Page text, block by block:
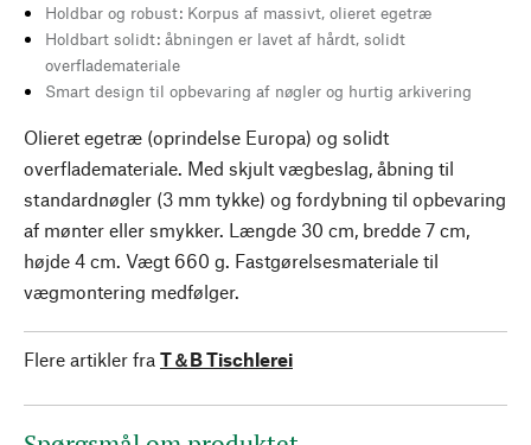
Holdbar og robust: Korpus af massivt, olieret egetræ
Holdbart solidt: åbningen er lavet af hårdt, solidt
overflademateriale
Smart design til opbevaring af nøgler og hurtig arkivering
Olieret egetræ (oprindelse Europa) og solidt
overflademateriale. Med skjult vægbeslag, åbning til
standardnøgler (3 mm tykke) og fordybning til opbevaring
af mønter eller smykker. Længde 30 cm, bredde 7 cm,
højde 4 cm. Vægt 660 g. Fastgørelsesmateriale til
vægmontering medfølger.
Flere artikler fra T＆B Tischlerei